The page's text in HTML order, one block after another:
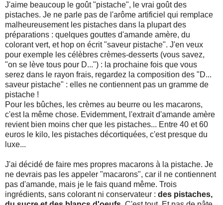
J'aime beaucoup le goût "pistache", le vrai goût des
pistaches. Je ne parle pas de l'arôme artificiel qui remplace
malheureusement les pistaches dans la plupart des
préparations : quelques gouttes d'amande amère, du
colorant vert, et hop on écrit "saveur pistache". J'en veux
pour exemple les célèbres crèmes-desserts (vous savez,
"on se lève tous pour D...") : la prochaine fois que vous
serez dans le rayon frais, regardez la composition des "D...
saveur pistache" : elles ne contiennent pas un gramme de
pistache !
Pour les bûches, les crèmes au beurre ou les macarons,
c'est la même chose. Evidemment, l'extrait d'amande amère
revient bien moins cher que les pistaches... Entre 40 et 60
euros le kilo, les pistaches décortiquées, c'est presque du
luxe...
J'ai décidé de faire mes propres macarons à la pistache. Je
ne devrais pas les appeler "macarons", car il ne contiennent
pas d'amande, mais je le fais quand même. Trois
ingrédients, sans colorant ni conservateur : des pistaches,